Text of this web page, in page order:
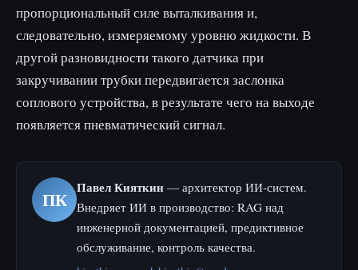
пропорциональный силе выталкивания и,
следовательно, измеряемому уровню жидкости. В
другой разновидности такого датчика при
закручивании трубки передвигается заслонка
соплового устройства, в результате чего на выходе
появляется пневматический сигнал.
ПК
Павел Кияткин — архитектор ИИ-систем.
Внедряет ИИ в производство: RAG над
инженерной документацией, предиктивное
обслуживание, контроль качества.